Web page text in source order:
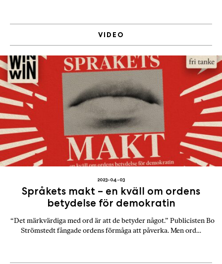
VIDEO
Språkets makt – en kväll om ordens
betydelse för demokratin
2023-04-03
“Det märkvärdiga med ord är att de betyder något.” Publicisten Bo
Strömstedt fångade ordens förmåga att påverka. Men ord…